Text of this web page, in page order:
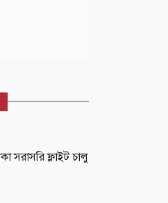
সরাসরি ফ্লাইট চালু